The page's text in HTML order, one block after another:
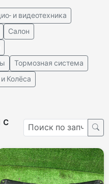
и видеотехника
Салон
Тормозная система
Колёса
с